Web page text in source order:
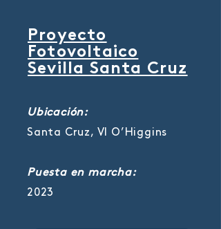
Proyecto
Fotovoltaico
Sevilla Santa Cruz
Ubicación:
Santa Cruz, VI O’Higgins
Puesta en marcha:
2023